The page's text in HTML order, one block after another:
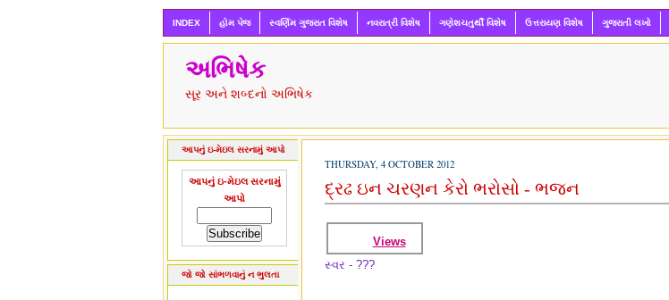
INDEX હોમ પેજ સ્વર્ણિમ ગુજરાત વિશેષ નવરાત્રી વિશેષ ગણેશચતુર્થી વિશેષ ઉત્તરાયણ વિશેષ ગુજરાતી લખો
અભિષેક
સૂર અને શબ્દનો અભિષેક
આપનું ઇ-મેઇલ સરનામું આપો
આપનું ઇ-મેઇલ સરનામું
આપો
જો જો સાંભળવાનું ન ભુલતા
THURSDAY, 4 OCTOBER 2012
દ્રઢ ઇન ચરણન કેરો ભરોસો - ભજન
Views
સ્વર - ???